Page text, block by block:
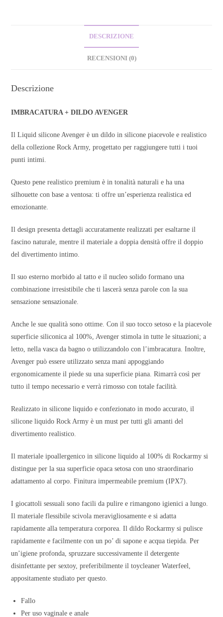
DESCRIZIONE
RECENSIONI (0)
Descrizione
IMBRACATURA + DILDO AVENGER
Il Liquid silicone Avenger è un dildo in silicone piacevole e realistico
della collezione Rock Army, progettato per raggiungere tutti i tuoi
punti intimi.
Questo pene realistico premium è in tonalità naturali e ha una
silhouette con base a ventosa: ti offre un’esperienza realistica ed
emozionante.
Il design presenta dettagli accuratamente realizzati per esaltarne il
fascino naturale, mentre il materiale a doppia densità offre il doppio
del divertimento intimo.
Il suo esterno morbido al tatto e il nucleo solido formano una
combinazione irresistibile che ti lascerà senza parole con la sua
sensazione sensazionale.
Anche le sue qualità sono ottime. Con il suo tocco setoso e la piacevole
superficie siliconica al 100%, Avenger stimola in tutte le situazioni; a
letto, nella vasca da bagno o utilizzandolo con l’imbracatura. Inoltre,
Avenger può essere utilizzato senza mani appoggiando
ergonomicamente il piede su una superficie piana. Rimarrà così per
tutto il tempo necessario e verrà rimosso con totale facilità.
Realizzato in silicone liquido e confezionato in modo accurato, il
silicone liquido Rock Army è un must per tutti gli amanti del
divertimento realistico.
Il materiale ipoallergenico in silicone liquido al 100% di Rockarmy si
distingue per la sua superficie opaca setosa con uno straordinario
adattamento al corpo. Finitura impermeabile premium (IPX7).
I giocattoli sessuali sono facili da pulire e rimangono igienici a lungo.
Il materiale flessibile scivola meravigliosamente e si adatta
rapidamente alla temperatura corporea. Il dildo Rockarmy si pulisce
rapidamente e facilmente con un po’ di sapone e acqua tiepida. Per
un’igiene profonda, spruzzare successivamente il detergente
disinfettante per sextoy, preferibilmente il toycleaner Waterfeel,
appositamente studiato per questo.
Fallo
Per uso vaginale e anale